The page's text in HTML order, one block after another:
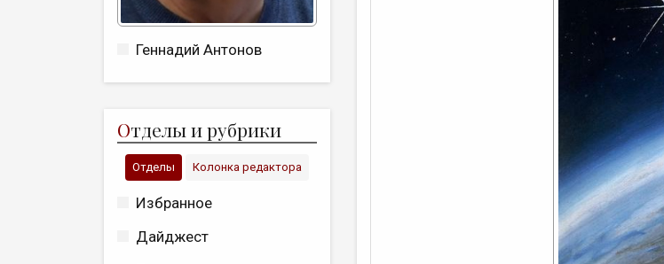
Геннадий Антонов
Отделы и рубрики
Отделы Колонка редактора
Избранное
Дайджест